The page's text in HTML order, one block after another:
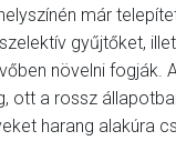
már
gyűjtőket,
növelni fogják.
ott a rossz
harang alakúra